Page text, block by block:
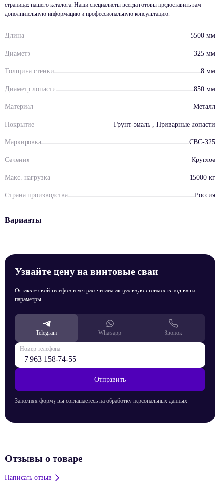
страницах нашего каталога. Наши специалисты всегда готовы предоставить вам
дополнительную информацию и профессиональную консультацию.
Длина 5500 мм
Диаметр 325 мм
Толщина стенки 8 мм
Диаметр лопасти 850 мм
Материал Металл
Покрытие Грунт-эмаль , Приварные лопасти
Маркировка СВС-325
Сечение Круглое
Макс. нагрузка 15000 кг
Страна производства Россия
Варианты
Узнайте цену на винтовые сваи
Оставьте свой телефон и мы рассчитаем актуальную стоимость под ваши
параметры
Telegram Whatsapp Звонок
Номер телефона
Отправить
Заполняя форму вы соглашаетесь на обработку персональных данных
Отзывы о товаре
Написать отзыв